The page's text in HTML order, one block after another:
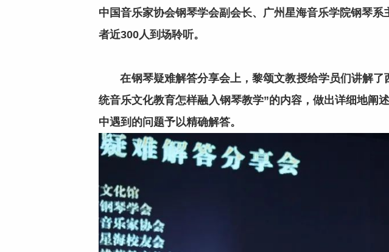
中国音乐家协会钢琴学会副会长、广州星海音乐学院钢琴
者近300人到场聆听。
在钢琴疑难解答分享会上，黎颂文教授给学员们讲解了
统音乐文化教育怎样融入钢琴教学”的内容，做出详细地阐
中遇到的问题予以精确解答。